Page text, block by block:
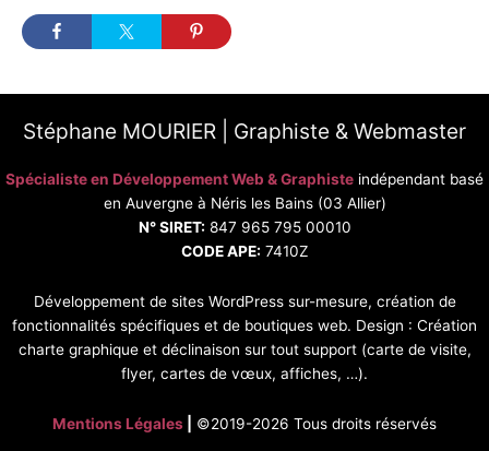
Stéphane MOURIER | Graphiste & Webmaster
Spécialiste en Développement Web & Graphiste indépendant basé
en Auvergne à Néris les Bains (03 Allier)
N° SIRET: 847 965 795 00010
CODE APE: 7410Z
Développement de sites WordPress sur-mesure, création de
fonctionnalités spécifiques et de boutiques web. Design : Création
charte graphique et déclinaison sur tout support (carte de visite,
flyer, cartes de vœux, affiches, …).
Mentions Légales ©2019-2026 Tous droits réservés